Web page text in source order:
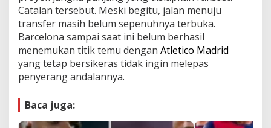
Catalan tersebut. Meski begitu, jalan menuju
transfer masih belum sepenuhnya terbuka.
Barcelona sampai saat ini belum berhasil
menemukan titik temu dengan Atletico Madrid
yang tetap bersikeras tidak ingin melepas
penyerang andalannya.
Baca juga: